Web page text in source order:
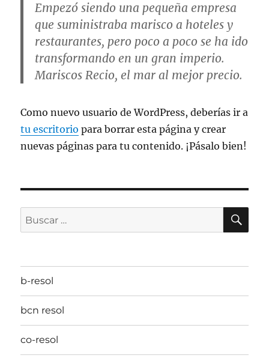
Empezó siendo una pequeña empresa
que suministraba marisco a hoteles y
restaurantes, pero poco a poco se ha ido
transformando en un gran imperio.
Mariscos Recio, el mar al mejor precio.
Como nuevo usuario de WordPress, deberías ir a
tu escritorio para borrar esta página y crear
nuevas páginas para tu contenido. ¡Pásalo bien!
Buscar
por:
b-resol
bcn resol
co-resol